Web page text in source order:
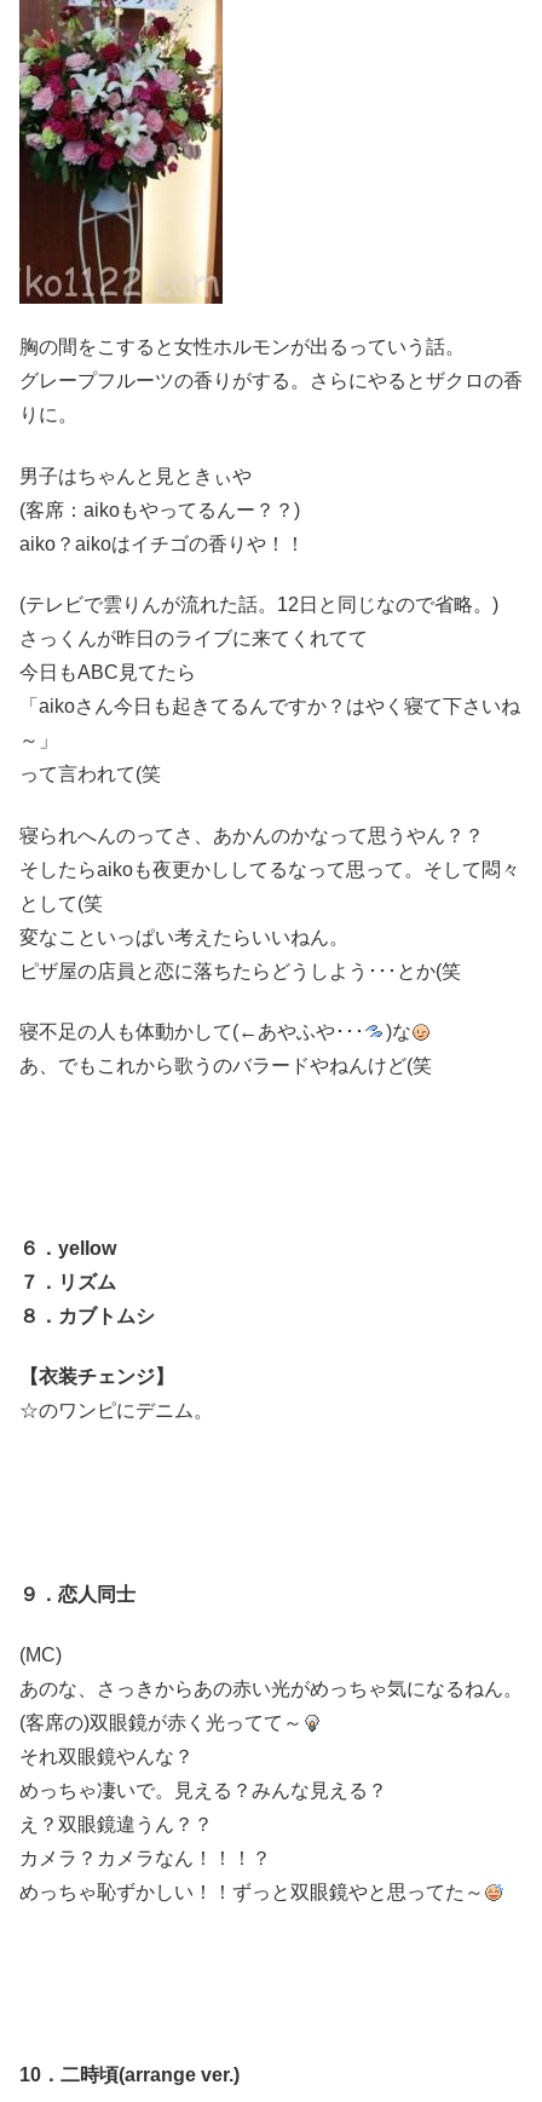
胸の間をこすると女性ホルモンが出るっていう話。
グレープフルーツの香りがする。さらにやるとザクロの香
りに。
男子はちゃんと見ときぃや
(客席：aikoもやってるんー？？)
aiko？aikoはイチゴの香りや！！
(テレビで雲りんが流れた話。12日と同じなので省略。)
さっくんが昨日のライブに来てくれてて
今日もABC見てたら
「aikoさん今日も起きてるんですか？はやく寝て下さいね
～」
って言われて(笑
寝られへんのってさ、あかんのかなって思うやん？？
そしたらaikoも夜更かししてるなって思って。そして悶々
として(笑
変なこといっぱい考えたらいいねん。
ピザ屋の店員と恋に落ちたらどうしよう･･･とか(笑
寝不足の人も体動かして(←あやふや･･･
)な
あ、でもこれから歌うのバラードやねんけど(笑
６．yellow
７．リズム
８．カブトムシ
【衣装チェンジ】
☆のワンピにデニム。
９．恋人同士
(MC)
あのな、さっきからあの赤い光がめっちゃ気になるねん。
(客席の)双眼鏡が赤く光ってて～
それ双眼鏡やんな？
めっちゃ凄いで。見える？みんな見える？
え？双眼鏡違うん？？
カメラ？カメラなん！！！？
めっちゃ恥ずかしい！！ずっと双眼鏡やと思ってた～
10．二時頃(arrange ver.)